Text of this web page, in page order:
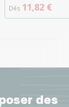
Dès 11,82 €
des